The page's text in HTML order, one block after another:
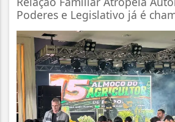
Poderes e Legislativo já é